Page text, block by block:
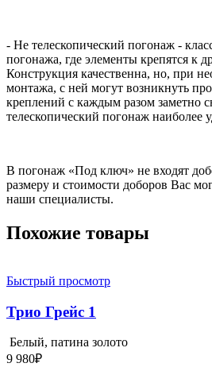
- Не телескопический погонаж -
погонажа, где элементы крепятся к
Конструкция качественна, но, при
монтажа, с ней могут возникнуть
креплений с каждым разом заметно
телескопический погонаж наиболее
В погонаж «Под ключ» не входят
размеру и стоимости доборов Вас
наши специалисты.
Похожие товары
Быстрый просмотр
Трио Грейс 1
Белый, патина золото
9 980₽